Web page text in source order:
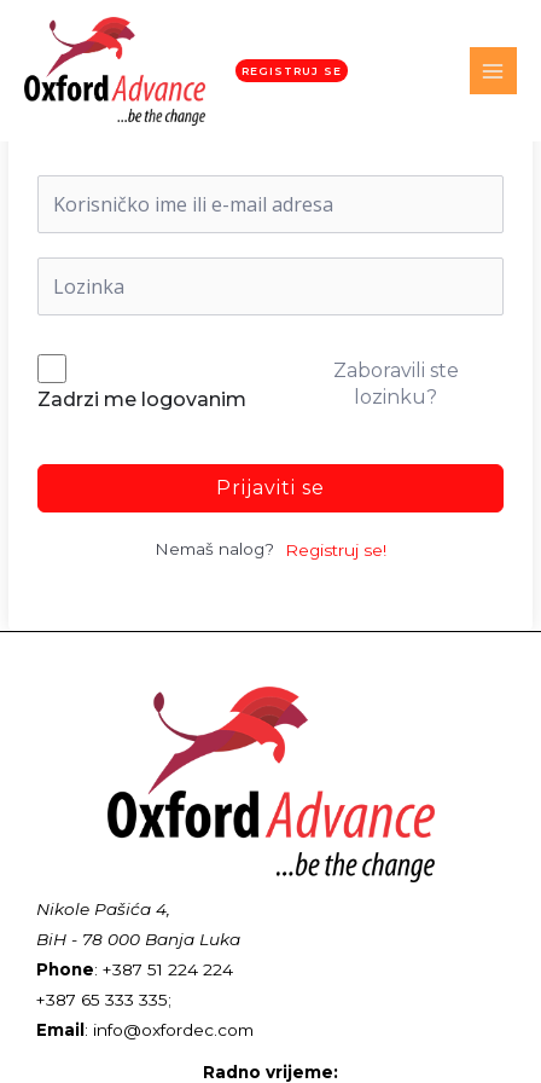
REGISTRUJ SE
Dobrodošli nazad!
Zadrzi me logovanim
Zaboravili ste
lozinku?
Prijaviti se
Nemaš nalog? Registruj se!
Nikole Pašića 4,
BiH - 78 000 Banja Luka
Phone: +387 51 224 224
+387 65 333 335;
Email: info@oxfordec.com
Radno vrijeme: